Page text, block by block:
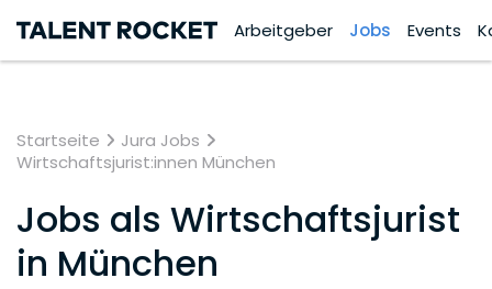
Arbeitgeber Jobs Events
Startseite
Jura Jobs
Wirtschaftsjurist:innen München
Jobs als Wirtschaftsjurist
in München